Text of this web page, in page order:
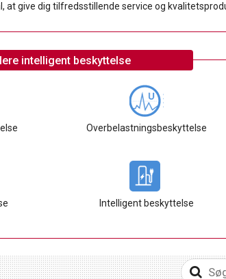
give dig tilfredsstillende service og
intelligent beskyttelse
Overbelastningsbeskyttelse
Intelligent beskyttelse